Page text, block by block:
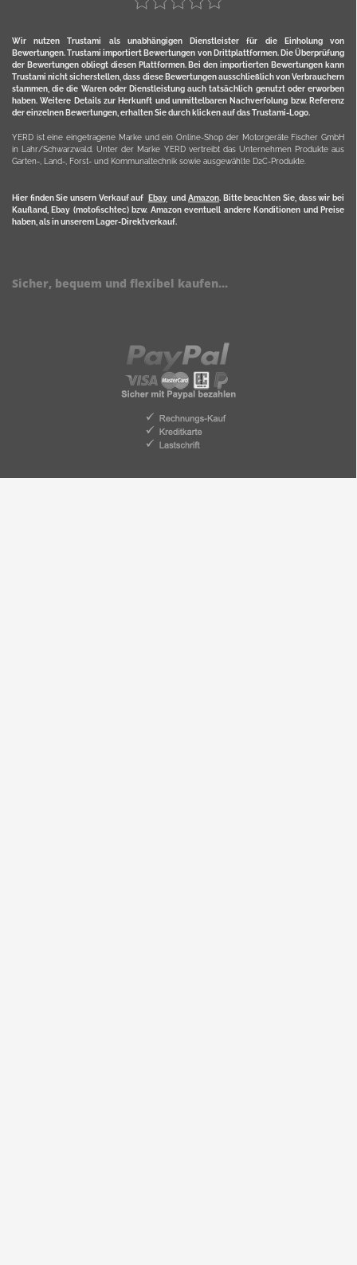
Wir nutzen Trustami als unabhängigen Dienstleister für die Einholung von
Bewertungen. Trustami importiert Bewertungen von Drittplattformen. Die Überprüfung
der Bewertungen obliegt diesen Plattformen. Bei den importierten Bewertungen kann
Trustami nicht sicherstellen, dass diese Bewertungen ausschließlich von Verbrauchern
stammen, die die Waren oder Dienstleistung auch tatsächlich genutzt oder erworben
haben. Weitere Details zur Herkunft und unmittelbaren Nachverfolung bzw. Referenz
der einzelnen Bewertungen, erhalten Sie durch klicken auf das Trustami-Logo.
YERD ist eine eingetragene Marke und ein Online-Shop der Motorgeräte Fischer GmbH
in Lahr/Schwarzwald. Unter der Marke YERD vertreibt das Unternehmen Produkte aus
Garten-, Land-, Forst- und Kommunaltechnik sowie ausgewählte D2C-Produkte.
Hier finden Sie unsern Verkauf auf Ebayund Amazon. Bitte beachten Sie, dass wir bei
Kaufland, Ebay (motofischtec) bzw. Amazon eventuell andere Konditionen und Preise
haben, als in unserem Lager-Direktverkauf.
Sicher, bequem und flexibel kaufen...